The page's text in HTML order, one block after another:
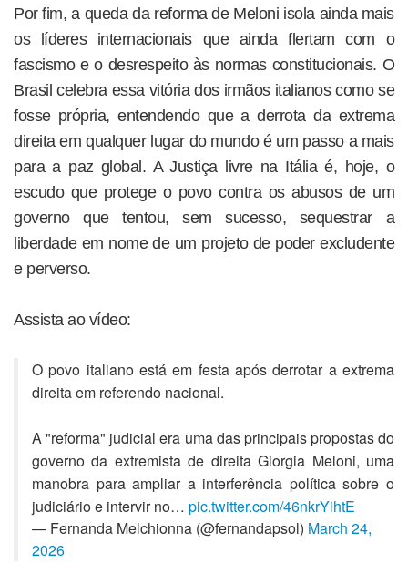
Por fim, a queda da reforma de Meloni isola ainda mais
os líderes internacionais que ainda flertam com o
fascismo e o desrespeito às normas constitucionais. O
Brasil celebra essa vitória dos irmãos italianos como se
fosse própria, entendendo que a derrota da extrema
direita em qualquer lugar do mundo é um passo a mais
para a paz global. A Justiça livre na Itália é, hoje, o
escudo que protege o povo contra os abusos de um
governo que tentou, sem sucesso, sequestrar a
liberdade em nome de um projeto de poder excludente
e perverso.
Assista ao vídeo:
O povo italiano está em festa após derrotar a extrema
direita em referendo nacional.
A "reforma" judicial era uma das principais propostas do
governo da extremista de direita Giorgia Meloni, uma
manobra para ampliar a interferência política sobre o
judiciário e intervir no… pic.twitter.com/46nkrYihtE
— Fernanda Melchionna (@fernandapsol) March 24,
2026